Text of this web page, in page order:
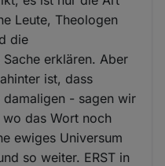
Leute, Theologen
die
erklären. Aber
ist, dass
- sagen wir
das Wort noch
ewiges Universum
so weiter. ERST in